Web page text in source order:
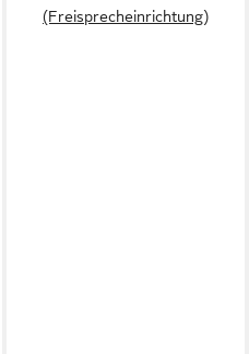
(Freisprecheinrichtung)